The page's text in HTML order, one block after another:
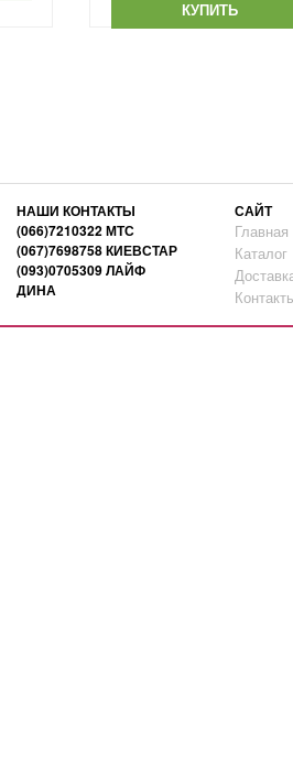
КУПИТЬ
НАШИ КОНТАКТЫ
(066)7210322 МТС
(067)7698758 КИЕВСТАР
(093)0705309 ЛАЙФ
ДИНА
САЙТ
Главная
Каталог